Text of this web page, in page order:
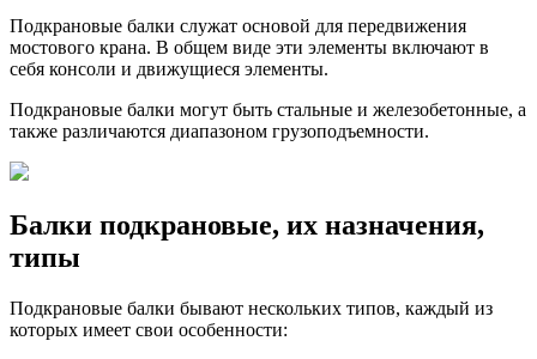
Подкрановые балки служат основой для передвижения
мостового крана. В общем виде эти элементы включают в
себя консоли и движущиеся элементы.
Подкрановые балки могут быть стальные и железобетонные, а
также различаются диапазоном грузоподъемности.
Балки подкрановые, их назначения,
типы
Подкрановые балки бывают нескольких типов, каждый из
которых имеет свои особенности: